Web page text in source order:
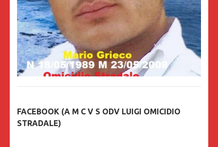
FACEBOOK (A M C V S ODV LUIGI OMICIDIO
STRADALE)